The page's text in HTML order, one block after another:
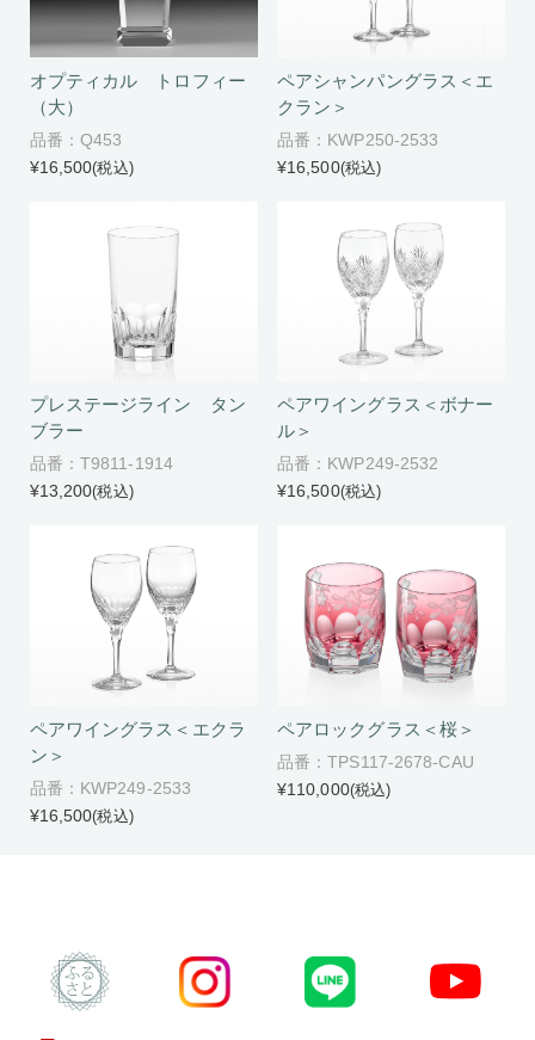
オプティカル トロフィー
（大）
品番：Q453
¥16,500(税込)
ペアシャンパングラス＜エ
クラン＞
品番：KWP250-2533
¥16,500(税込)
プレステージライン タン
ブラー
品番：T9811-1914
¥13,200(税込)
ペアワイングラス＜ボナー
ル＞
品番：KWP249-2532
¥16,500(税込)
ペアワイングラス＜エクラ
ン＞
品番：KWP249-2533
¥16,500(税込)
ペアロックグラス＜桜＞
品番：TPS117-2678-CAU
¥110,000(税込)